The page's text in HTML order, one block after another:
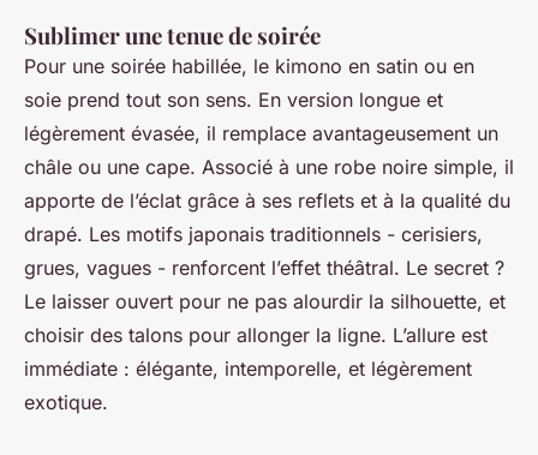
Sublimer une tenue de soirée
Pour une soirée habillée, le kimono en satin ou en
soie prend tout son sens. En version longue et
légèrement évasée, il remplace avantageusement un
châle ou une cape. Associé à une robe noire simple, il
apporte de l’éclat grâce à ses reflets et à la qualité du
drapé. Les motifs japonais traditionnels - cerisiers,
grues, vagues - renforcent l’effet théâtral. Le secret ?
Le laisser ouvert pour ne pas alourdir la silhouette, et
choisir des talons pour allonger la ligne. L’allure est
immédiate : élégante, intemporelle, et légèrement
exotique.